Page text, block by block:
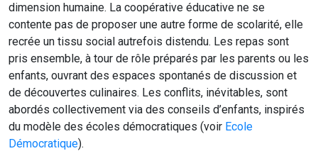
dimension humaine. La coopérative éducative ne se
contente pas de proposer une autre forme de scolarité, elle
recrée un tissu social autrefois distendu. Les repas sont
pris ensemble, à tour de rôle préparés par les parents ou les
enfants, ouvrant des espaces spontanés de discussion et
de découvertes culinaires. Les conflits, inévitables, sont
abordés collectivement via des conseils d’enfants, inspirés
du modèle des écoles démocratiques (voir Ecole
Démocratique).